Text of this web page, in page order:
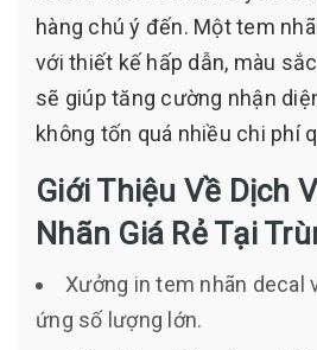
hàng chú ý đến. Một tem
với thiết kế hấp dẫn, màu
sẽ giúp tăng cường nhận
không tốn quá nhiều chi phí
Giới Thiệu Về Dịch
Nhãn Giá Rẻ Tại
Xưởng in tem nhãn decal
ứng số lượng lớn.